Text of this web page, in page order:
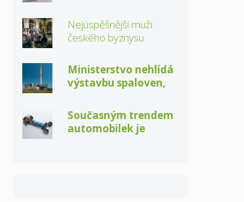
čerpadlem?
Nejúspěšnější muži
českého byznysu
magazínu CEO
Ministerstvo nehlídá
výstavbu spaloven,
recyklovat!
Současným trendem
automobilek je